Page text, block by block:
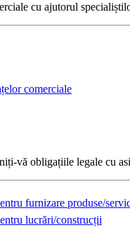
cu ajutorul
comerciale
vă obligațiile legale cu
furnizare produse/
lucrări/construcții